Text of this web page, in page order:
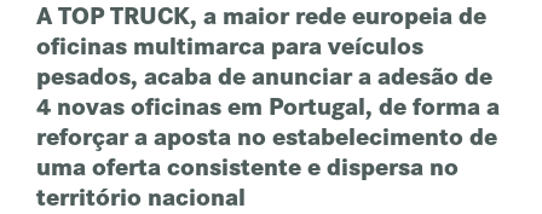
A TOP TRUCK, a maior rede europeia de
oficinas multimarca para veículos
pesados, acaba de anunciar a adesão de
4 novas oficinas em Portugal, de forma a
reforçar a aposta no estabelecimento de
uma oferta consistente e dispersa no
território nacional